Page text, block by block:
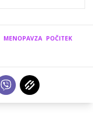
MENOPAVZA POČITEK